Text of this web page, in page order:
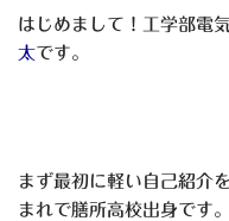
はじめまして！工学部電
太です。
まず最初に軽い自己紹介
まれで膳所高校出身です